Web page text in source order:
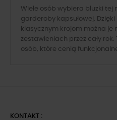
Wiele osób wybiera bluzki tej
garderoby kapsułowej.
klasycznym krojom można je
zestawieniach przez cały
osób, które cenią
KONTAKT :